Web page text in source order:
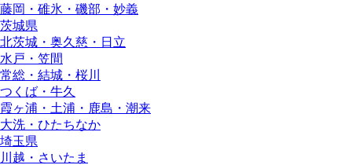
藤岡・碓氷・磯部・妙義
茨城県
北茨城・奥久慈・日立
水戸・笠間
常総・結城・桜川
つくば・牛久
霞ヶ浦・土浦・鹿島・潮来
大洗・ひたちなか
埼玉県
川越・さいたま